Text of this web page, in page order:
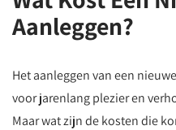
Aanleggen?
Het aanleggen van een
voor jarenlang plezier en
Maar wat zijn de kosten die